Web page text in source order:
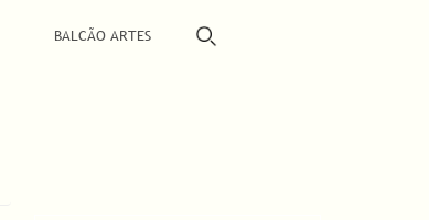
BALCÃO ARTES